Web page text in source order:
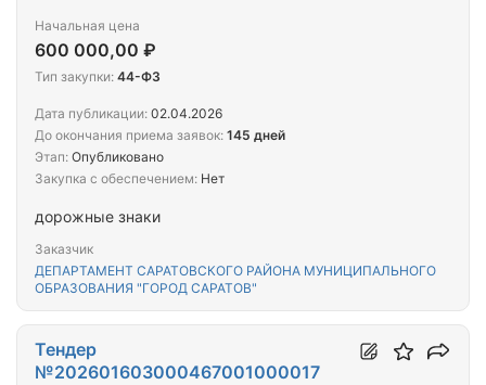
дорожные знаки
Заказчик
ДЕПАРТАМЕНТ САРАТОВСКОГО РАЙОНА МУНИЦИПАЛЬНОГО
ОБРАЗОВАНИЯ "ГОРОД САРАТОВ"
Начальная цена
600 000,00 ₽
Тип закупки: 44-ФЗ
Дата публикации: 02.04.2026
До окончания приема заявок: 145 дней
Этап: Опубликовано
Закупка с обеспечением: Нет
Тендер
№202601603000467001000017